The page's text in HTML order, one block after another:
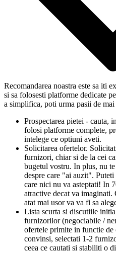
Recomandarea noastra este sa iti
si sa folosesti platforme dedicate
a simplifica, poti urma pasii de mai
Prospectarea pietei - cauta,
folosi platforme complete,
intelege ce optiuni aveti.
Solicitarea ofertelor.
furnizori, chiar si de la cei
bugetul vostru. In plus, nu
despre care "ai auzit".
care nici nu va asteptati! In
atractive decat va
atat mai usor va va fi sa
Lista scurta si discutiile
furnizorilor (negociabile /
ofertele primite in functie
convinsi, selectati 1-2
ceea ce cautati si stabiliti o